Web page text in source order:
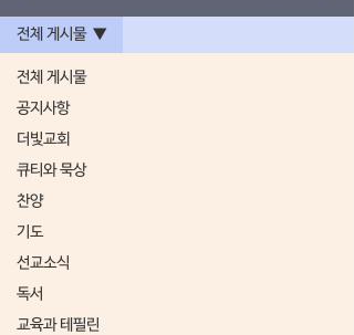
전체 게시물
공지사항
더빛교회
큐티와 묵상
찬양
기도
선교소식
독서
교육과 테필린
전체 게시물